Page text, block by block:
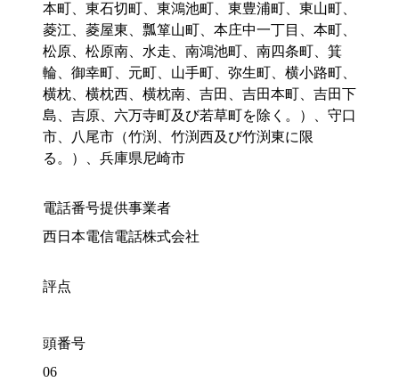
本町、東石切町、東鴻池町、東豊浦町、東山町、
菱江、菱屋東、瓢箪山町、本庄中一丁目、本町、
松原、松原南、水走、南鴻池町、南四条町、箕
輪、御幸町、元町、山手町、弥生町、横小路町、
横枕、横枕西、横枕南、吉田、吉田本町、吉田下
島、吉原、六万寺町及び若草町を除く。）、守口
市、八尾市（竹渕、竹渕西及び竹渕東に限
る。）、兵庫県尼崎市
電話番号提供事業者
西日本電信電話株式会社
評点
頭番号
06